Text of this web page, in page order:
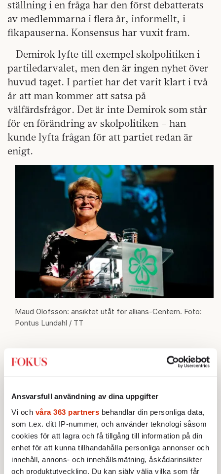
Ansvarsfull användning av dina uppgifter
Vi och våra 363 partners behandlar din personliga data,
som t.ex. ditt IP-nummer, och använder teknologi såsom
cookies för att lagra och få tillgång till information på din
enhet för att kunna tillhandahålla personliga annonser och
innehåll, annons- och innehållsmätning, åskådarinsikter
och produktutveckling. Du kan själv välja vilka som får
ställning i en fråga har den först debatterats
av medlemmarna i flera år, informellt, i
fikapauserna. Konsensus har vuxit fram.
– Demirok lyfte till exempel skolpolitiken i
partiledarvalet, men den är ingen nyhet över
huvud taget. I partiet har det varit klart i två
år att man kommer att satsa på
välfärdsfrågor. Det är inte Demirok som står
för en förändring av skolpolitiken – han
kunde lyfta frågan för att partiet redan är
enigt.
Maud Olofsson: ansiktet utåt för allians-Centern. Foto:
Pontus Lundahl / TT
Partiledaren – en
galjonsfigur
Vid första anblicken krockar Åslings bild av
Centerpartiet med Helena Lundgrens.
Oppositionsrådet i Vindeln beskriver ett
toppstyrt parti där den med avvikande åsikt
icke göre sig besvär. Den politiske redaktören
i Östersund beskriver ett konsensusdrivet